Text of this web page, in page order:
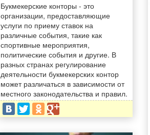
Букмекерские конторы - это
организации, предоставляющие
услуги по приему ставок на
различные события, такие как
спортивные мероприятия,
политические события и другие. В
разных странах регулирование
деятельности букмекерских контор
может различаться в зависимости от
местного законодательства и правил.